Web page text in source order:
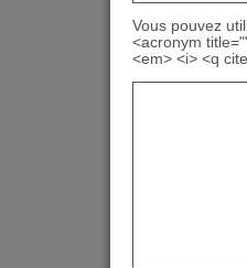
Vous pouvez
<acronym
<em> <i> <q